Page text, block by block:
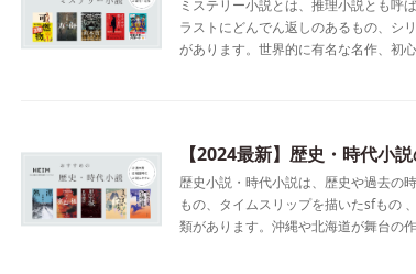
ミステリー小説とは、推理小説とも呼
ラストにどんでん返しのあるもの、シ
があります。世界的に有名な名作、初
【2024最新】歴史・時代小
歴史小説・時代小説は、歴史や過去の
もの、タイムスリップを描いたsfもの
類があります。沖縄や北海道が舞台の